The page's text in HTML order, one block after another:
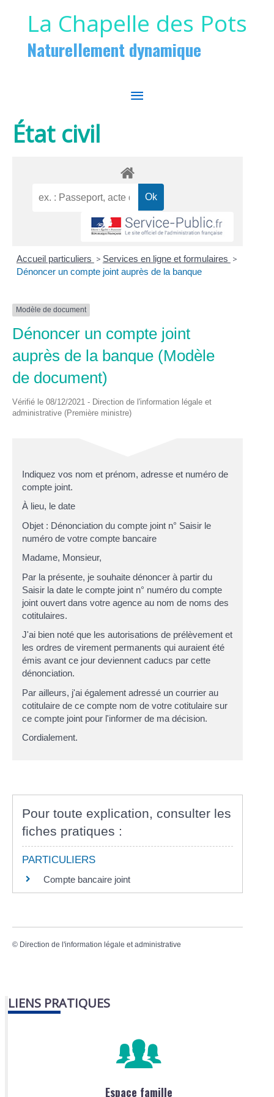
La Chapelle des Pots
Naturellement dynamique
MENU
État civil
Accueil particuliers > Services en ligne et formulaires >
Dénoncer un compte joint auprès de la banque
Modèle de document
Dénoncer un compte joint
auprès de la banque (Modèle
de document)
Vérifié le 08/12/2021 - Direction de l'information légale et
administrative (Première ministre)
Indiquez vos nom et prénom, adresse et numéro de
compte joint.
À lieu, ledate
Objet : Dénonciation du compte joint n° Saisir le
numéro de votre compte bancaire
Madame, Monsieur,
Par la présente, je souhaite dénoncer à partir du
Saisir la date le compte joint n° numéro du compte
joint ouvert dans votre agence au nom de noms des
cotitulaires.
J'ai bien noté que les autorisations de prélèvement et
les ordres de virement permanents qui auraient été
émis avant ce jour deviennent caducs par cette
dénonciation.
Par ailleurs, j'ai également adressé un courrier au
cotitulaire de ce compte nom de votre cotitulaire sur
ce compte joint pour l'informer de ma décision.
Cordialement.
Pour toute explication, consulter les
fiches pratiques :
PARTICULIERS
Compte bancaire joint
© Direction de l'information légale et administrative
LIENS PRATIQUES
Espace famille